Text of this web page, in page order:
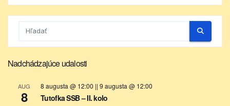
Nadchádzajúce udalosti
AUG
8
8 augusta @ 12:00 || 9 augusta @ 12:00
Tutofka SSB – II. kolo